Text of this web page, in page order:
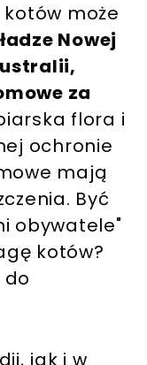
może
Nowej
za
flora i
ochronie
mają
Być
obywatele"
kotów?
do
jak i w